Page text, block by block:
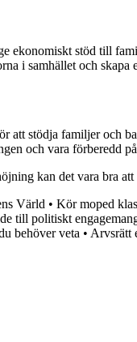
ekonomiskt stöd till
i samhället och
att stödja familjer och
och vara förberedd
kan det vara bra
Värld • Kör moped
till politiskt
behöver veta • Arvsrätt